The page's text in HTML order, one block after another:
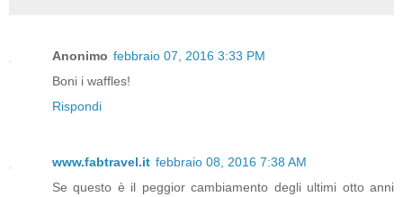
Anonimo febbraio 07, 2016 3:33 PM
Boni i waffles!
Rispondi
www.fabtravel.it febbraio 08, 2016 7:38 AM
Se questo è il peggior cambiamento degli ultimi otto anni